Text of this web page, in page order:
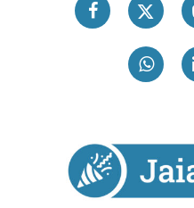
Bazkide batzuek ez dizute
interes komertzial
bazkideen zerrenda, beren
Lortu zure datu
buruzko informazio
datuen atalean. Edozein